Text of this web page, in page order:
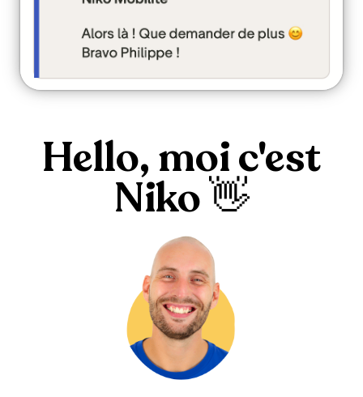
Hello, moi c'est
Niko 👋